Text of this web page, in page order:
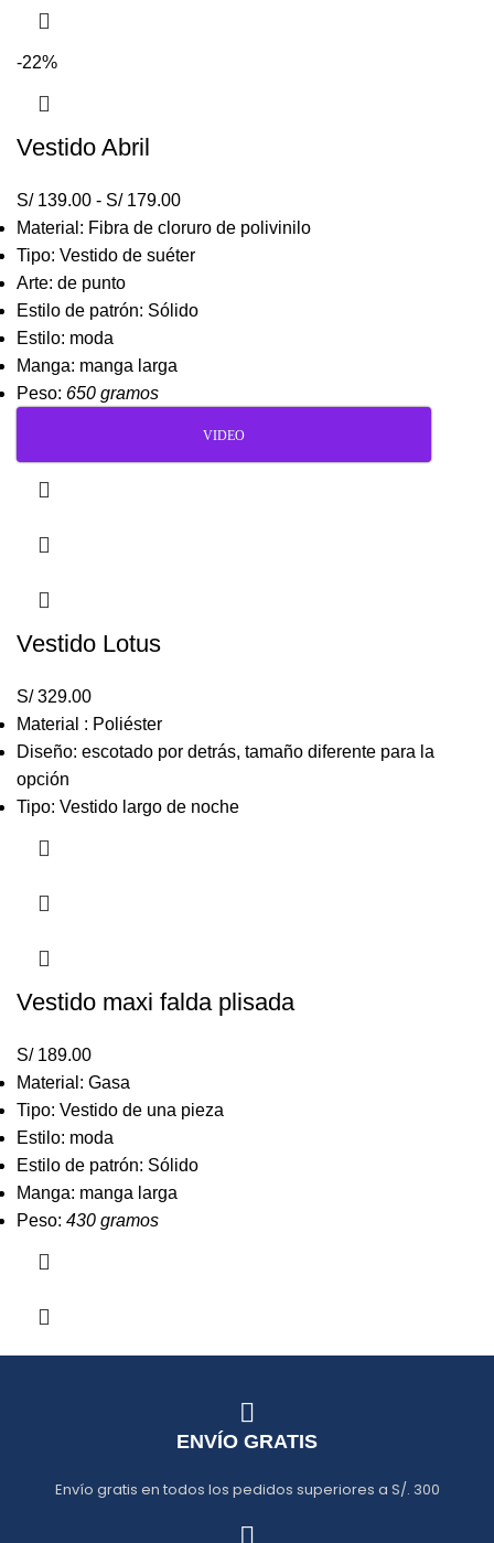
-22%
Vestido Abril
S/139.00 - S/179.00
Material: Fibra de cloruro de polivinilo
Tipo: Vestido de suéter
Arte: de punto
Estilo de patrón: Sólido
Estilo: moda
Manga: manga larga
Peso: 650 gramos
VIDEO
Vestido Lotus
S/329.00
Material : Poliéster
Diseño: escotado por detrás, tamaño diferente para la
opción
Tipo: Vestido largo de noche
Vestido maxi falda plisada
S/189.00
Material: Gasa
Tipo: Vestido de una pieza
Estilo: moda
Estilo de patrón: Sólido
Manga: manga larga
Peso: 430 gramos
ENVÍO GRATIS
Envío gratis en todos los pedidos superiores a S/. 300